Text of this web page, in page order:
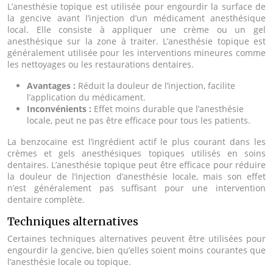
L’anesthésie topique est utilisée pour engourdir la surface de
la gencive avant l’injection d’un médicament anesthésique
local. Elle consiste à appliquer une crème ou un gel
anesthésique sur la zone à traiter. L’anesthésie topique est
généralement utilisée pour les interventions mineures comme
les nettoyages ou les restaurations dentaires.
Avantages : Réduit la douleur de l’injection, facilite
l’application du médicament.
Inconvénients : Effet moins durable que l’anesthésie
locale, peut ne pas être efficace pour tous les patients.
La benzocaïne est l’ingrédient actif le plus courant dans les
crèmes et gels anesthésiques topiques utilisés en soins
dentaires. L’anesthésie topique peut être efficace pour réduire
la douleur de l’injection d’anesthésie locale, mais son effet
n’est généralement pas suffisant pour une intervention
dentaire complète.
Techniques alternatives
Certaines techniques alternatives peuvent être utilisées pour
engourdir la gencive, bien qu’elles soient moins courantes que
l’anesthésie locale ou topique.